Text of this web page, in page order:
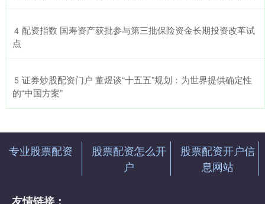
4 ​配资指数 国寿资产获批参与第三批保险资金长期投资改革试
点
5 ​证券炒股配资门户 董煜谈“十五五”规划：为世界提供确定性
的“中国方案”
专业股票配资
股票配资怎么开
户
股票配资开户信
息网站